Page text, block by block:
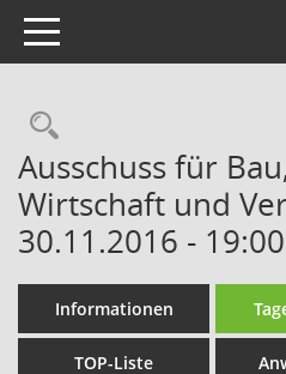
Toggle navigation
Rechercheauswahl
Ausschuss für
Wirtschaft und
30.11.2016 -
Informationen
TOP-Liste